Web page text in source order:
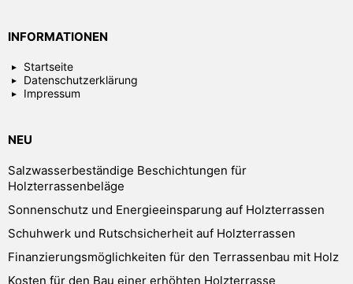
INFORMATIONEN
Startseite
Datenschutzerklärung
Impressum
NEU
Salzwasserbeständige Beschichtungen für
Holzterrassenbeläge
Sonnenschutz und Energieeinsparung auf Holzterrassen
Schuhwerk und Rutschsicherheit auf Holzterrassen
Finanzierungsmöglichkeiten für den Terrassenbau mit Holz
Kosten für den Bau einer erhöhten Holzterrasse